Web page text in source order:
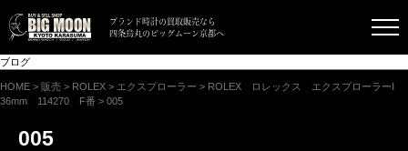
ブランド時計の買取販売なら
四条烏丸のビッグムーン京都へ
ブログ
HOME > 販売 > ROLEX > エクスプローラー > ROLEX ロレックス エクスプローラーⅠ
36mm 114270 F番 > 005
005